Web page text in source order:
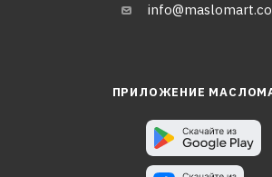
ПРИЛОЖЕНИЕ